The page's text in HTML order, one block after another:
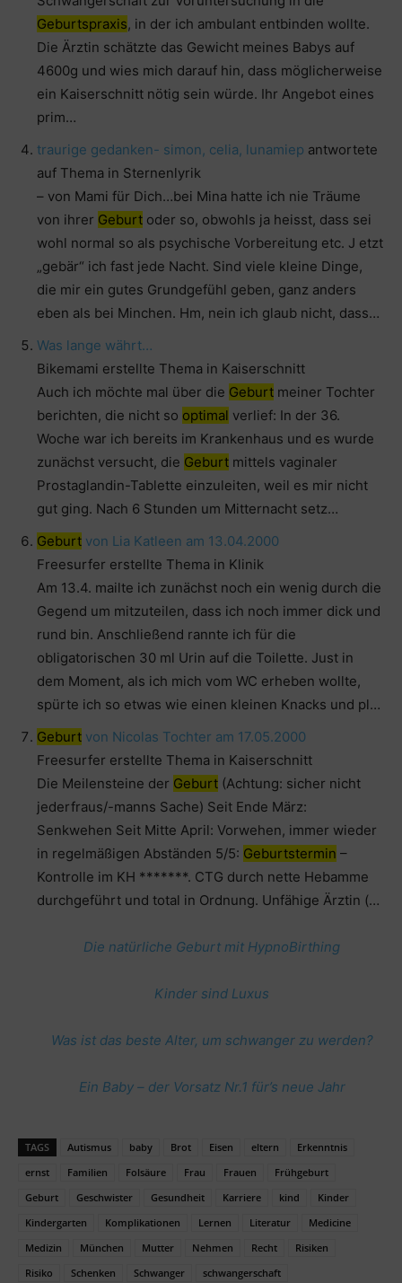
Geburtspraxis, in der ich ambulant entbinden wollte.
Die Ärztin schätzte das Gewicht meines Babys auf
4600g und wies mich darauf hin, dass möglicherweise
ein Kaiserschnitt nötig sein würde. Ihr Angebot eines
prim…
traurige gedanken- simon, celia, lunamiep antwortete
auf Thema in Sternenlyrik
– von Mami für Dich…bei Mina hatte ich nie Träume
von ihrer Geburt oder so, obwohls ja heisst, dass sei
wohl normal so als psychische Vorbereitung etc. J etzt
„gebär“ ich fast jede Nacht. Sind viele kleine Dinge,
die mir ein gutes Grundgefühl geben, ganz anders
eben als bei Minchen. Hm, nein ich glaub nicht, dass…
Was lange währt…
Bikemami erstellte Thema in Kaiserschnitt
Auch ich möchte mal über die Geburt meiner Tochter
berichten, die nicht so optimal verlief: In der 36.
Woche war ich bereits im Krankenhaus und es wurde
zunächst versucht, die Geburt mittels vaginaler
Prostaglandin-Tablette einzuleiten, weil es mir nicht
gut ging. Nach 6 Stunden um Mitternacht setz…
Geburt von Lia Katleen am 13.04.2000
Freesurfer erstellte Thema in Klinik
Am 13.4. mailte ich zunächst noch ein wenig durch die
Gegend um mitzuteilen, dass ich noch immer dick und
rund bin. Anschließend rannte ich für die
obligatorischen 30 ml Urin auf die Toilette. Just in
dem Moment, als ich mich vom WC erheben wollte,
spürte ich so etwas wie einen kleinen Knacks und pl…
Geburt von Nicolas Tochter am 17.05.2000
Freesurfer erstellte Thema in Kaiserschnitt
Die Meilensteine der Geburt (Achtung: sicher nicht
jederfraus/-manns Sache) Seit Ende März:
Senkwehen Seit Mitte April: Vorwehen, immer wieder
in regelmäßigen Abständen 5/5: Geburtstermin –
Kontrolle im KH *******. CTG durch nette Hebamme
durchgeführt und total in Ordnung. Unfähige Ärztin (…
Die natürliche Geburt mit HypnoBirthing
Kinder sind Luxus
Was ist das beste Alter, um schwanger zu werden?
Ein Baby – der Vorsatz Nr.1 für’s neue Jahr
TAGS Autismus baby Brot Eisen eltern
Erkenntnis
ernst
Familien Folsäure Frau Frauen
Frühgeburt
Geburt
Geschwister Gesundheit Karriere kind
Kinder
Kindergarten
Komplikationen Lernen Literatur
Medicine
Medizin
München Mutter Nehmen Recht
Risiken
Risiko
Schenken Schwanger schwangerschaft